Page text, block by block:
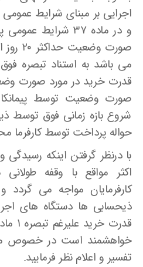
اجرایی بر مبنای شرایط عمومی
و در ماده ۳۷
صورت
می باشد به استناد تبصره
صورت وضعیت توسط
شروع بازه زمانی فوق توسط
حواله پرداخت توسط کارفرما
با درنظر گرفتن اینکه
اکثر مواقع با وقفه
کارفرمایان مواجه می
ذیحسابی ها دستگاه های
خواهشمند است در خصوص
تفسیر و اعلام نظر فرمایید.